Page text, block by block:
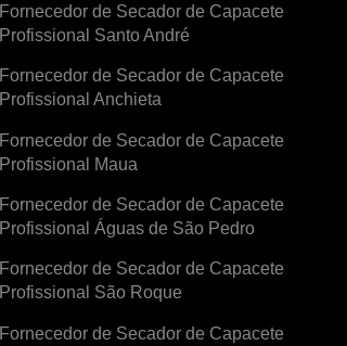
Fornecedor de Secador de Capacete
Profissional Santo André
Fornecedor de Secador de Capacete
Profissional Anchieta
Fornecedor de Secador de Capacete
Profissional Maua
Fornecedor de Secador de Capacete
Profissional Águas de São Pedro
Fornecedor de Secador de Capacete
Profissional São Roque
Fornecedor de Secador de Capacete